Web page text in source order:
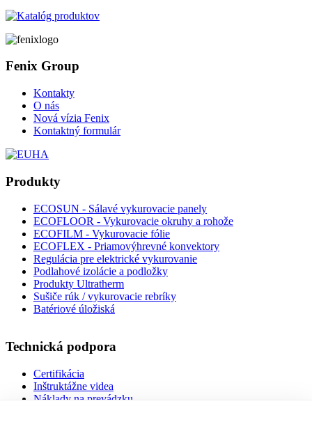
Fenix Group
Kontakty
O nás
Nová vízia Fenix
Kontaktný formulár
Produkty
ECOSUN - Sálavé vykurovacie panely
ECOFLOOR - Vykurovacie okruhy a rohože
ECOFILM - Vykurovacie fólie
ECOFLEX - Priamovýhrevné konvektory
Regulácia pre elektrické vykurovanie
Podlahové izolácie a podložky
Produkty Ultratherm
Sušiče rúk / vykurovacie rebríky
Batériové úložiská
Technická podpora
Certifikácia
Inštruktážne videa
Náklady na prevádzku